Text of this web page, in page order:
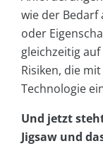
wie der Bedarf
oder
gleichzeitig
Risiken, die
Technologie
Und jetzt
Jigsaw und